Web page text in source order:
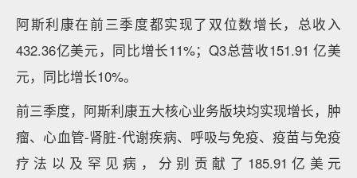
阿斯利康在前三季度都实现了双位数增长，总收入
432.36亿美元，同比增长11%；Q3总营收151.91 亿美
元，同比增长10%。
前三季度，阿斯利康五大核心业务版块均实现增长，肿
瘤、心血管-肾脏-代谢疾病、呼吸与免疫、疫苗与免疫
疗法以及罕见病，分别贡献了185.91亿美元